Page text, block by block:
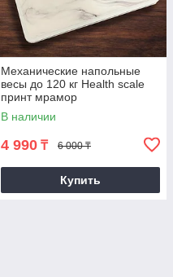
Механические напольные
весы до 120 кг Health scale
принт мрамор
В наличии
4 990 ₸ 6 000 ₸
Купить